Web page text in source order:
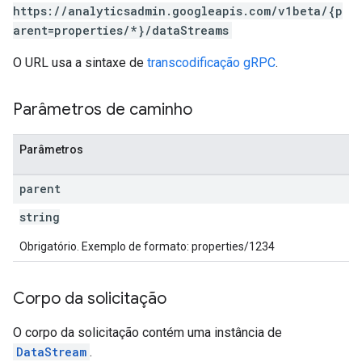
https://analyticsadmin.googleapis.com/v1beta/{p
arent=properties/*}/dataStreams
O URL usa a sintaxe de transcodificação gRPC.
Parâmetros de caminho
Parâmetros
parent
string
Obrigatório. Exemplo de formato: properties/1234
Corpo da solicitação
O corpo da solicitação contém uma instância de
DataStream .